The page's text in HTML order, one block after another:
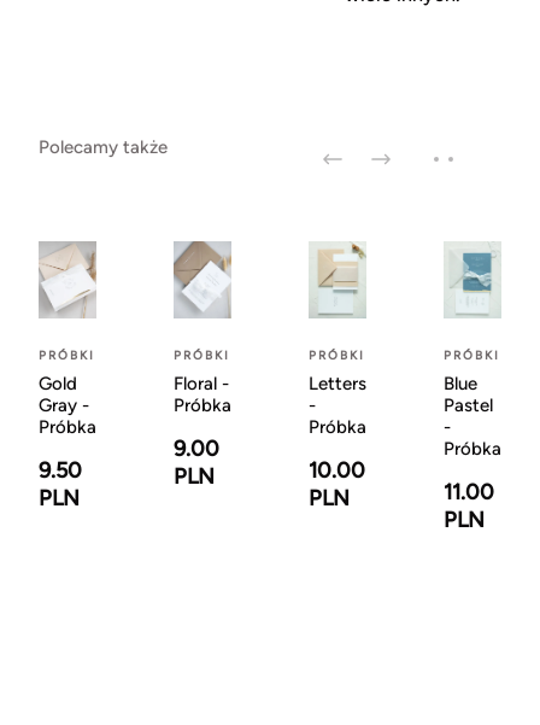
Polecamy także
PRÓBKI
Gold
Gray -
Próbka
9.50
PLN
PRÓBKI
Floral -
Próbka
9.00
PLN
PRÓBKI
Letters
-
Próbka
10.00
PLN
PRÓBKI
Blue
Pastel
-
Próbka
11.00
PLN